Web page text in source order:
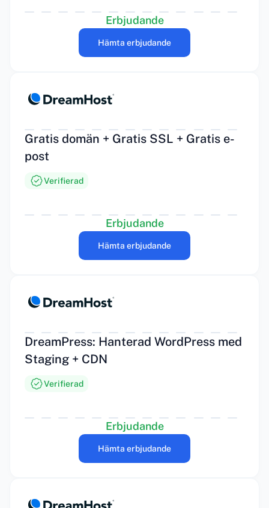
Erbjudande
Hämta erbjudande
Gratis domän + Gratis SSL + Gratis e-
post
Verifierad
Erbjudande
Hämta erbjudande
DreamPress: Hanterad WordPress med
Staging + CDN
Verifierad
Erbjudande
Hämta erbjudande